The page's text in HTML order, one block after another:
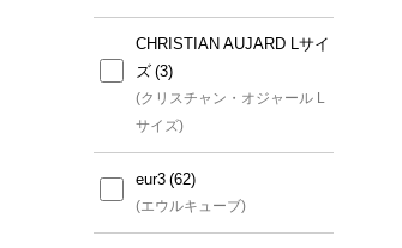
CHRISTIAN AUJARD Lサイ
ズ
(クリスチャン・オジャール L
サイズ)
eur3
(エウルキューブ)